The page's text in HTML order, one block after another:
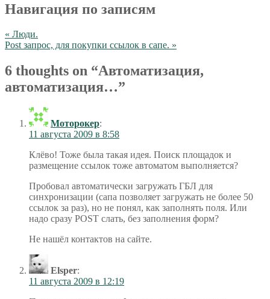
Навигация по записям
« Люди.
Post запрос, для покупки ссылок в сапе. »
6 thoughts on “Автоматизация,
автоматизация…”
Моторокер:
11 августа 2009 в 8:58
Клёво! Тоже была такая идея. Поиск площадок и
размещение ссылок тоже автоматом выполняется?
Пробовал автоматически загружать ГБЛ для
синхронизации (сапа позволяет загружать не более 50
ссылок за раз), но не понял, как заполнять поля. Или
надо сразу POST слать, без заполнения форм?
Не нашёл контактов на сайте.
Elsper:
11 августа 2009 в 12:19